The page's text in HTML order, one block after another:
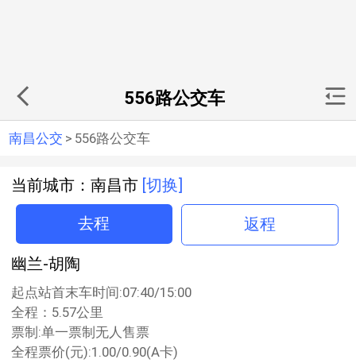
556路公交车
南昌公交 > 556路公交车
当前城市：南昌市 [切换]
去程 返程
幽兰-胡陶
起点站首末车时间:07:40/15:00
全程：5.57公里
票制:单一票制无人售票
全程票价(元):1.00/0.90(A卡)